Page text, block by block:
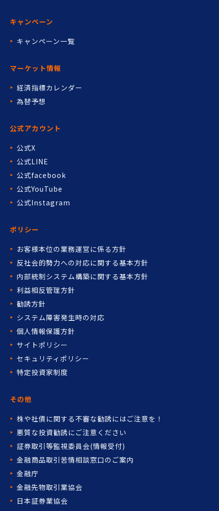
キャンペーン
キャンペーン一覧
マーケット情報
経済指標カレンダー
為替予想
公式アカウント
公式X
公式LINE
公式facebook
公式YouTube
公式Instagram
ポリシー
お客様本位の業務運営に係る方針
反社会的勢力への対応に関する基本方針
内部統制システム構築に関する基本方針
利益相反管理方針
勧誘方針
システム障害発生時の対応
個人情報保護方針
サイトポリシー
セキュリティポリシー
特定投資家制度
その他
株や社債に関する不審な勧誘にはご注意を！
悪質な投資勧誘にご注意ください
証券取引等監視委員会(情報受付)
金融商品取引苦情相談窓口の ご案内
金融庁
金融先物取引業協会
日本証券業協会